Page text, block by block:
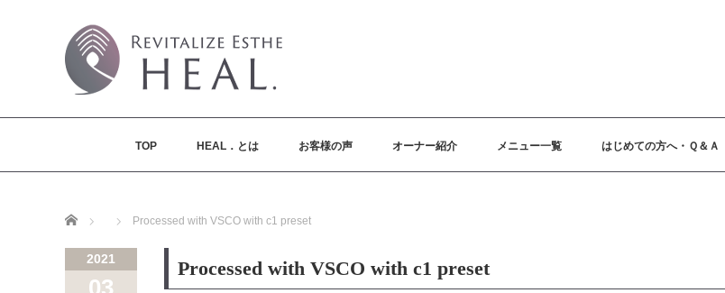
TOP HEAL．とは お客様の声 オーナー紹介 メニュー一覧 はじめての方へ・Ｑ＆Ａ
Home Processed with VSCO with c1 preset
2021
03
Processed with VSCO with c1 preset